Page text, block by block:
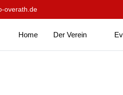
overath.de
Home Der Verein